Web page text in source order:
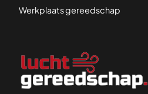
Werkplaats gereedschap